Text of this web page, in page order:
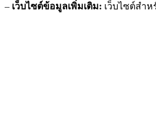
– เว็บไซต์ข้อมูลเพิ่มเติม: เว็บไซต์สำ